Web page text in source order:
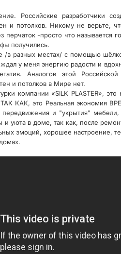
Российские разработчики
потолков. Никому не верьте,
перчаток -просто что называется
получились.
разных местах/ с помощью
у меня энергию радости и
Аналогов этой
и потолков в Мире нет.
компании «SILK PLASTER»,
КАК, это Реальная экономия
и "укрытия"
уюта в доме, так как, после
эмоций, хорошее настроение,